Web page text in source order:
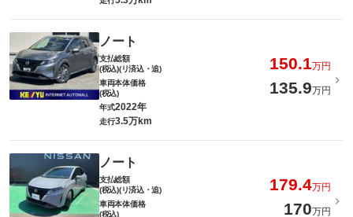
ノート
支払総額
(税込)(リ済込・追)
150.1万円
車両本体価格
(税込)
135.9万円
年式2022年
走行3.5万km
ノート
支払総額
(税込)(リ済込・追)
179.4万円
車両本体価格
(税込)
170万円